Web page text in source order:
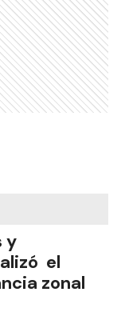
y
el
zonal